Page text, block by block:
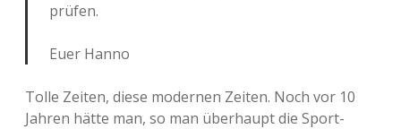
prüfen.
Euer Hanno
Tolle Zeiten, diese modernen Zeiten. Noch vor 10
Jahren hätte man, so man überhaupt die Sport-